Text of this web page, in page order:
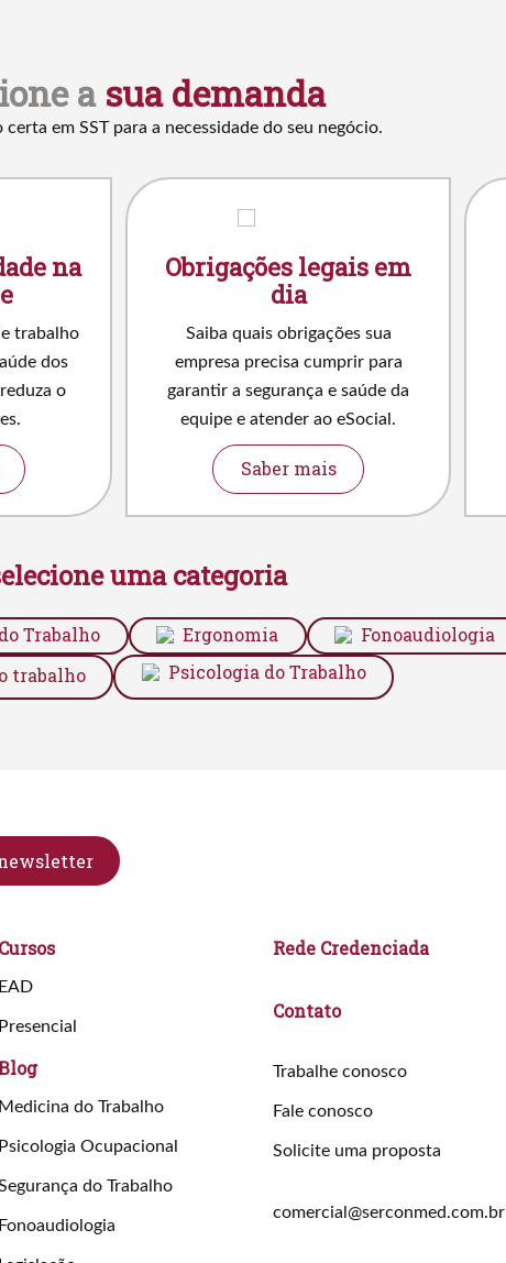
a sua demanda
certa em SST para a necessidade do seu negócio.
na
trabalho
dos
o
Obrigações legais em
dia
Saiba quais obrigações sua
empresa precisa cumprir para
garantir a segurança e saúde da
equipe e atender ao eSocial.
Saber mais
uma categoria
Trabalho Ergonomia
Fonoaudiologia
trabalho
Psicologia do Trabalho
Cursos
EAD
Presencial
Medicina do Trabalho
Psicologia Ocupacional
do Trabalho
Fonoaudiologia
Rede Credenciada
Contato
Trabalhe conosco
Fale conosco
Solicite uma proposta
comercial@serconmed.com.br